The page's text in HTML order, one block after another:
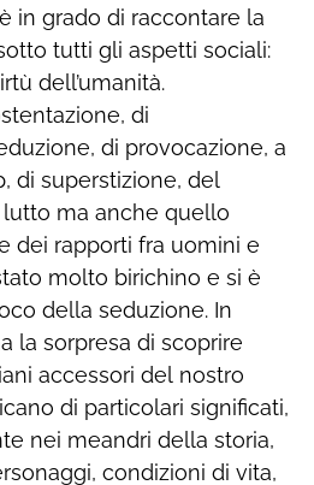
in grado di raccontare la
tutti gli aspetti sociali:
dell’umanità.
di
di provocazione, a
di superstizione, del
ma anche quello
dei rapporti fra uomini e
molto birichino e si è
della seduzione. In
la sorpresa di scoprire
accessori del nostro
di particolari significati,
nei meandri della storia,
condizioni di vita,